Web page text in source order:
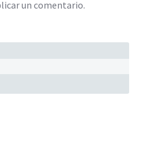
un comentario.